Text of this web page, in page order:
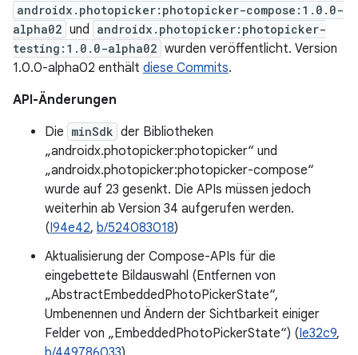
androidx.photopicker:photopicker-compose:1.0.0-
alpha02 und androidx.photopicker:photopicker-
testing:1.0.0-alpha02 wurden veröffentlicht. Version
1.0.0-alpha02 enthält diese Commits.
API-Änderungen
Die minSdk der Bibliotheken
„androidx.photopicker:photopicker“ und
„androidx.photopicker:photopicker-compose“
wurde auf 23 gesenkt. Die APIs müssen jedoch
weiterhin ab Version 34 aufgerufen werden.
(I94e42, b/524083018)
Aktualisierung der Compose-APIs für die
eingebettete Bildauswahl (Entfernen von
„AbstractEmbeddedPhotoPickerState“,
Umbenennen und Ändern der Sichtbarkeit einiger
Felder von „EmbeddedPhotoPickerState“) (Ie32c9,